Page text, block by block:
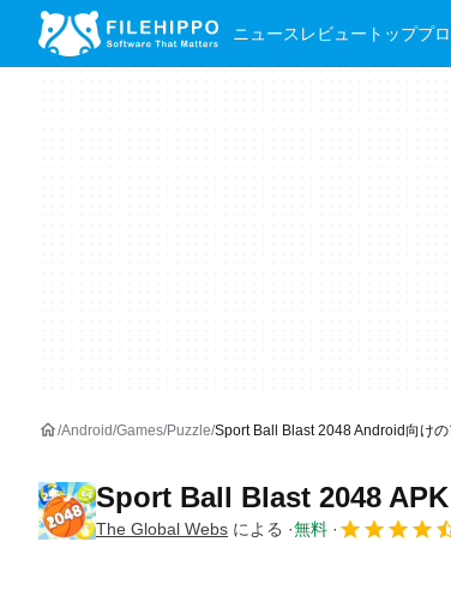
ニュース レビュー トッププ
Android Games Puzzle Sport Ball Blast 2048 Android向け
Sport Ball Blast 2048 APK
The Global Webs による 無料